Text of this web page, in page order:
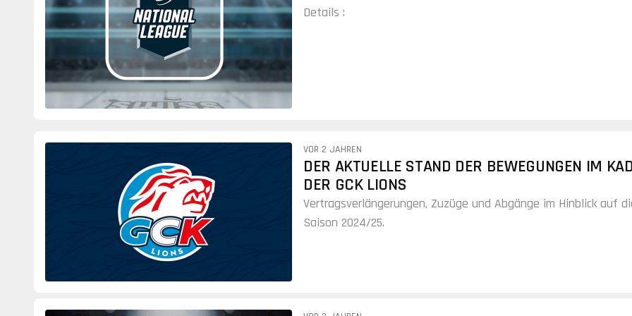
Details :
VOR 2 JAHREN
DER AKTUELLE STAND DER BEWEGUNGEN IM
DER GCK LIONS
Vertragsverlängerungen, Zuzüge und Abgänge im Hinblick auf
Saison 2024/25.